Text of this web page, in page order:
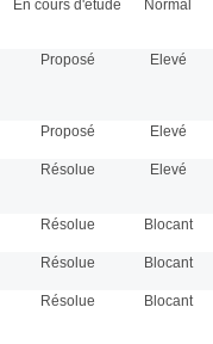
En cours d'étude Normal
Proposé Elevé
Proposé Elevé
Résolue Elevé
Résolue Blocant
Résolue Blocant
Résolue Blocant